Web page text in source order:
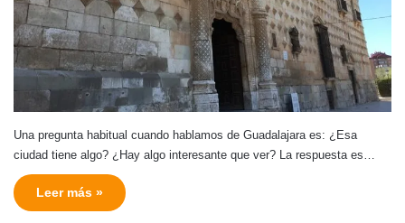
Una pregunta habitual cuando hablamos de Guadalajara es: ¿Esa
ciudad tiene algo? ¿Hay algo interesante que ver? La respuesta es…
Leer más »